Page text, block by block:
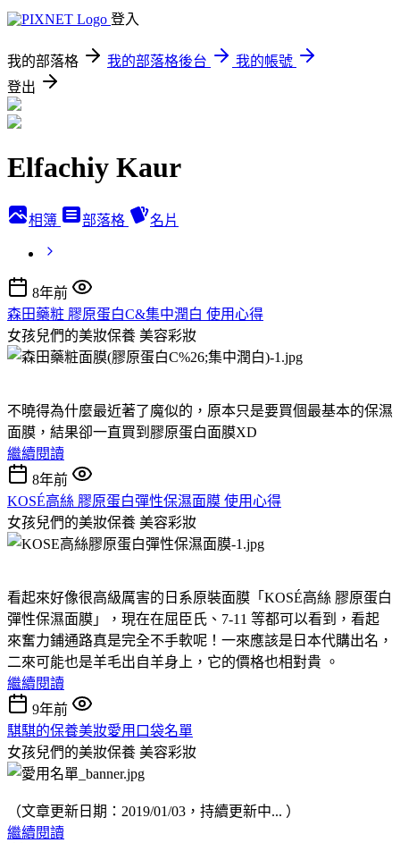
登入
我的部落格 我的部落格後台
我的帳號
登出
Elfachiy Kaur
相簿 部落格 名片
8年前
森田藥粧 膠原蛋白C&集中潤白 使用心得
女孩兒們的美妝保養 美容彩妝
不曉得為什麼最近著了魔似的，原本只是要買個最基本的保濕
面膜，結果卻一直買到膠原蛋白面膜XD
繼續閱讀
8年前
KOSÉ高絲 膠原蛋白彈性保濕面膜 使用心得
女孩兒們的美妝保養 美容彩妝
看起來好像很高級厲害的日系原裝面膜「KOSÉ高絲 膠原蛋白
彈性保濕面膜」，現在在屈臣氏、7-11 等都可以看到，看起
來奮力鋪通路真是完全不手軟呢！一來應該是日本代購出名，
二來可能也是羊毛出自羊身上，它的價格也相對貴 。
繼續閱讀
9年前
騏騏的保養美妝愛用口袋名單
女孩兒們的美妝保養 美容彩妝
（文章更新日期：2019/01/03，持續更新中... ）
繼續閱讀